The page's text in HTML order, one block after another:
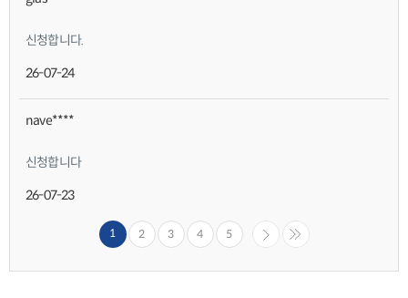
신청합니다.
26-07-24
nave****
신청합니다
26-07-23
1 2 3 4 5